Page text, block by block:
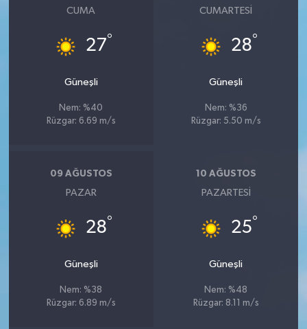
CUMA
27°
Güneşli
Nem: %40
Rüzgar: 6.69 m/s
CUMARTESI
28°
Güneşli
Nem: %36
Rüzgar: 5.50 m/s
09 AĞUSTOS
PAZAR
28°
Güneşli
Nem: %38
Rüzgar: 6.89 m/s
10 AĞUSTOS
PAZARTESI
25°
Güneşli
Nem: %48
Rüzgar: 8.11 m/s